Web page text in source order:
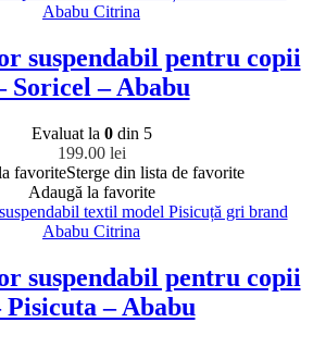
suspendabil pentru copii
Soricel – Ababu
Evaluat la 0din 5
199.00 lei
favoriteSterge din lista de favorite
Adaugă la favorite
suspendabil pentru copii
Pisicuta – Ababu